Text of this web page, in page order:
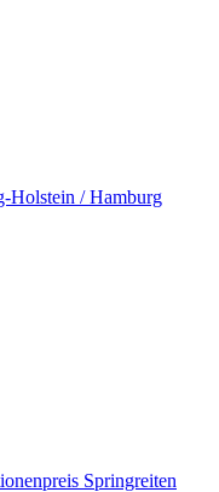
Holstein / Hamburg
Springreiten